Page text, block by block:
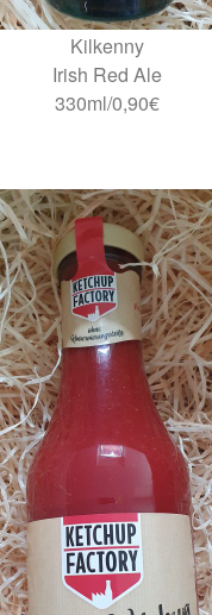
Kilkenny
Irish Red Ale
330ml/0,90€